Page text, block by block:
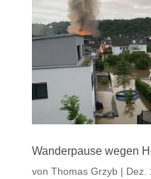
Wanderpause wegen
von Thomas Grzyb| Dez.